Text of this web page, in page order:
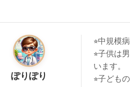
ぽりぽり
⭐︎中規模
⭐︎子供は
います。
⭐︎子ども